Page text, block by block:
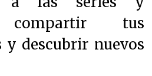
compartir tus
y descubrir nuevos